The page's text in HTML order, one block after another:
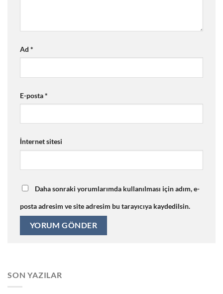
Ad *
E-posta*
İnternet sitesi
Daha sonraki yorumlarımda kullanılması için adım, e-
posta adresim ve site adresim bu tarayıcıya kaydedilsin.
SON YAZILAR